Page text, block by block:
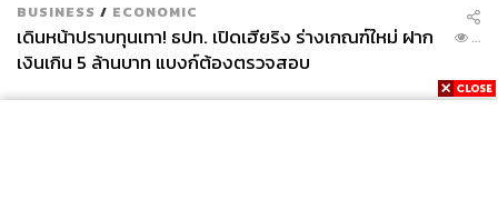
BUSINESS / ECONOMIC
เดินหน้าปราบทุนเทา! ธปท. เปิดเฮียริง ร่างเกณฑ์ใหม่ ฝาก
เงินเกิน 5 ล้านบาท แบงก์ต้องตรวจสอบ
...